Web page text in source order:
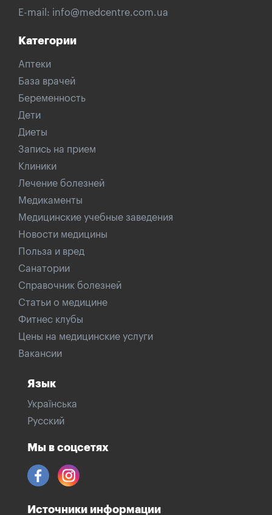
E-mail: info@medcentre.com.ua
Категории
Аптеки
База врачей
Беременность
Дети
Диеты
Запись на прием
Клиники
Лечение болезней
Медикаменты
Медицинские учебные заведения
Новости медицины
Польза и вред
Санатории
Справочник болезней
Статьи о медицине
Фитнес клубы
Цены на медицинские услуги
Вакансии
Язык
Українська
Русский
Мы в соцсетях
Источники информации